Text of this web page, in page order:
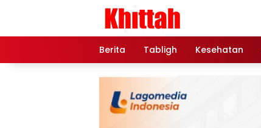
Berita Tabligh Kesehatan